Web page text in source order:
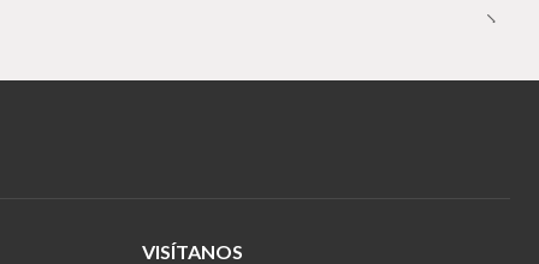
VISÍTANOS